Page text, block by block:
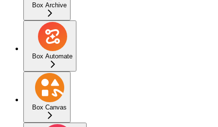
Box Archive
Box Automate
Box Canvas